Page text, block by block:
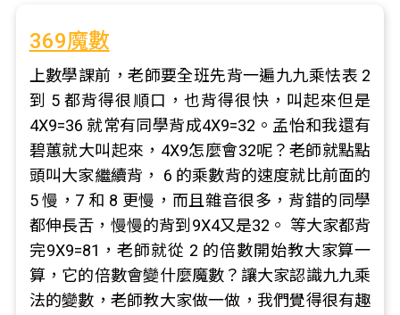
369魔數
上數學課前，老師要全班先背一遍九九乘怯表 2
到 5 都背得很順口，也背得很快，叫起來但是
4X9=36 就常有同學背成4X9=32。孟怡和我還有
碧蕙就大叫起來，4X9怎麼會32呢？老師就點點
頭叫大家繼續背， 6 的乘數背的速度就比前面的
5 慢，7 和 8 更慢，而且雜音很多，背錯的同學
都伸長舌，慢慢的背到9X4又是32。 等大家都背
完9X9=81，老師就從 2 的倍數開始教大家算一
算，它的倍數會變什麼魔數？讓大家認識九九乘
法的變數，老師教大家做一做，我們覺得很有趣